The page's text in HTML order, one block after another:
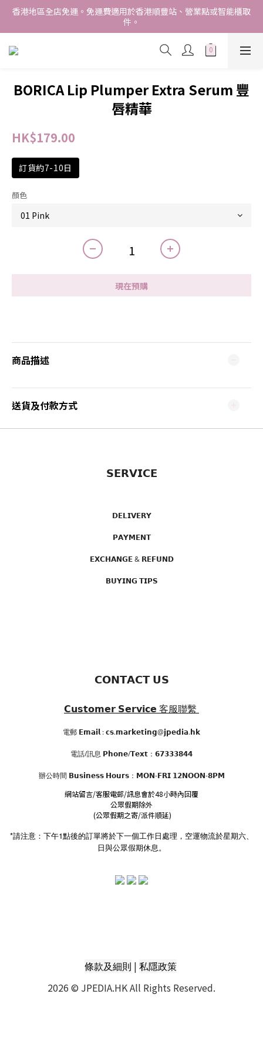
香港地區全店免運。免運費適用於香港順豐站、營業點或智能櫃取
件。
香港地區全店免運。免運費適用於香港順豐站、營業點或智能櫃取
件。
Free delivery within Hong Kong SAR. Applicable to Hong
Kong S.F store,business station or SF locker pick up.
STARTING FROM HKD280/3KG.
香港地區全店免運。免運費適用於香港順豐站、營業點或智能櫃取
BORICA Lip Plumper Extra Serum 豐
唇精華
HK$179.00
訂貨約7-10日
顏色
現在預購
商品描述
送貨及付款方式
𝗦𝗘𝗥𝗩𝗜𝗖𝗘
𝗗𝗘𝗟𝗜𝗩𝗘𝗥𝗬
𝗣𝗔𝗬𝗠𝗘𝗡𝗧
𝗘𝗫𝗖𝗛𝗔𝗡𝗚𝗘 & 𝗥𝗘𝗙𝗨𝗡𝗗
𝗕𝗨𝗬𝗜𝗡𝗚 𝗧𝗜𝗣𝗦
𝗖𝗢𝗡𝗧𝗔𝗖𝗧 𝗨𝗦
𝗖𝘂𝘀𝘁𝗼𝗺𝗲𝗿 𝗦𝗲𝗿𝘃𝗶𝗰𝗲 客服聯繫
電郵 𝗘𝗺𝗮𝗶𝗹 : 𝗰𝘀.𝗺𝗮𝗿𝗸𝗲𝘁𝗶𝗻𝗴@𝗷𝗽𝗲𝗱𝗶𝗮.𝗵𝗸
電話/訊息 𝗣𝗵𝗼𝗻𝗲/𝗧𝗲𝘅𝘁：𝟲𝟳𝟯𝟯𝟯𝟴𝟰𝟰
辦公時間 𝗕𝘂𝘀𝗶𝗻𝗲𝘀𝘀 𝗛𝗼𝘂𝗿𝘀：𝗠𝗢𝗡-𝗙𝗥𝗜 𝟭𝟮𝗡𝗢𝗢𝗡-𝟴𝗣𝗠
網站留言/客服電郵/訊息會於48小時內回覆
公眾假期除外
(公眾假期之寄/派件順延)
*請注意：下午1點後的訂單將於下一個工作日處理，空運物流於星期六、
日與公眾假期休息。
條款及細則 | 私隱政策
2026 © JPEDIA.HK All Rights Reserved.